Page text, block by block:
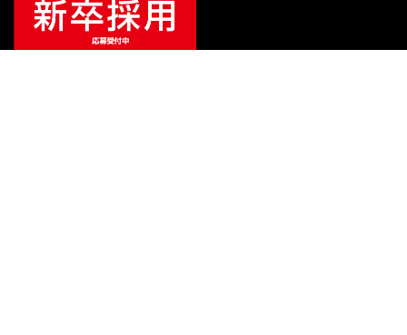
販売価格¥770 （税込）